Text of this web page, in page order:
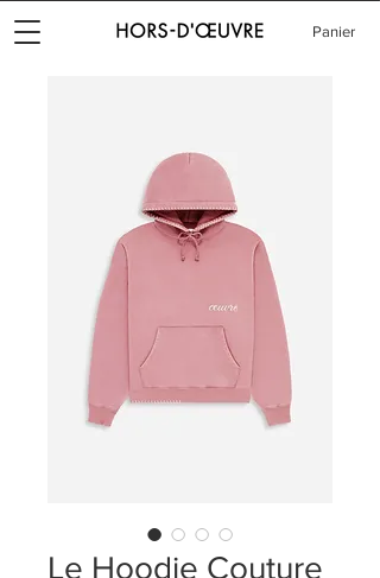
Panier
Le Hoodie Couture